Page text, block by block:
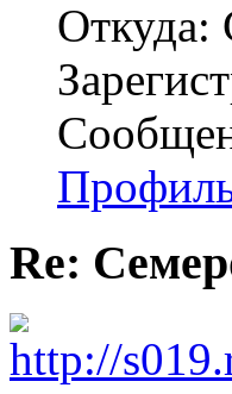
Откуда:
Re: